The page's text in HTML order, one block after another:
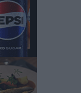
παρθενική
Ιάκωβου